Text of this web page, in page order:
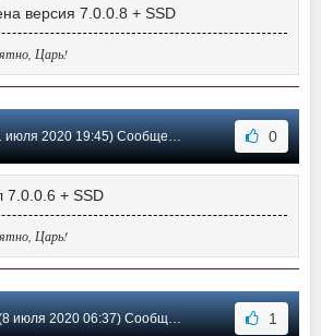
версия 7.0.0.8 + SSD
Царь!
2020 19:45) Сообщение #78 0
7.0.0.6 + SSD
Царь!
июля 2020 06:37) Сообщение #77 1